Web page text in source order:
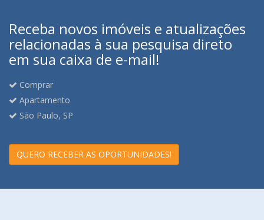
Receba novos imóveis e atualizações
relacionadas à sua pesquisa direto
em sua caixa de e-mail!
Comprar
Apartamento
São Paulo, SP
QUERO RECEBER AS OPORTUNIDADES!